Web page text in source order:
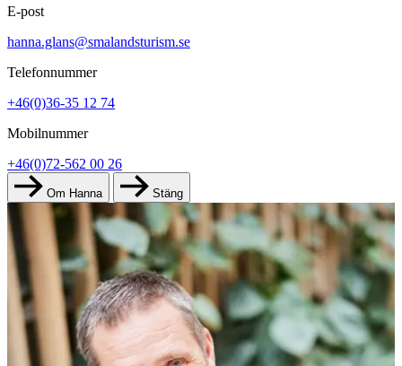
E-post
hanna.glans@smalandsturism.se
Telefonnummer
+46(0)36-35 12 74
Mobilnummer
+46(0)72-562 00 26
Om Hanna Stäng